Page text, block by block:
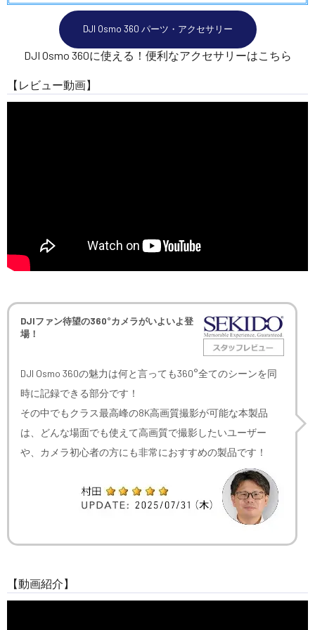
DJI Osmo 360 パーツ・アクセサリー
DJI Osmo 360に使える！便利なアクセサリーはこちら
【レビュー動画】
DJIファン待望の360°カメラがいよいよ登
場！
DJI Osmo 360の魅力は何と言っても360°全てのシーンを同
時に記録できる部分です！
その中でもクラス最高峰の8K高画質撮影が可能な本製品
は、どんな場面でも使えて高画質で撮影したいユーザー
や、カメラ初心者の方にも非常におすすめの製品です！
【動画紹介】